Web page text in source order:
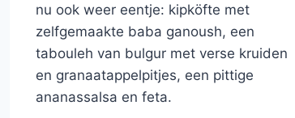
nu ook weer eentje: kipköfte met
zelfgemaakte baba ganoush, een
tabouleh van bulgur met verse kruiden
en granaatappelpitjes, een pittige
ananassalsa en feta.